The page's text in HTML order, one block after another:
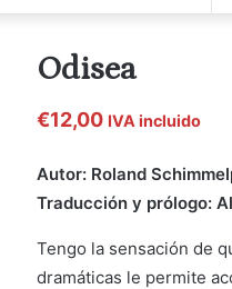
de
Odisea
€12,00 IVA incluido
Autor: Roland
Traducción y prólogo:
Tengo la sensación de
dramáticas le permite